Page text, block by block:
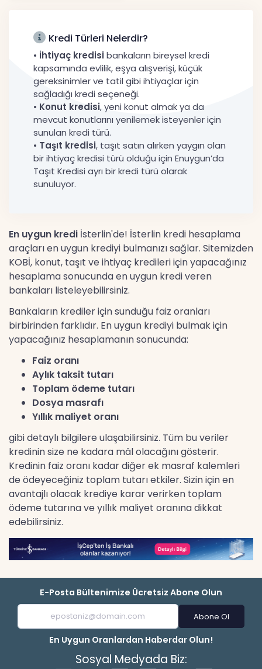
Kredi Türleri Nelerdir?
• İhtiyaç kredisibankaların bireysel kredi
kapsamında evlilik, eşya alışverişi, küçük
gereksinimler ve tatil gibi ihtiyaçlar için
sağladığı kredi seçeneği.
• Konut kredisi, yeni konut almak ya da
mevcut konutlarını yenilemek isteyenler için
sunulan kredi türü.
• Taşıt kredisi, taşıt satın alırken yaygın olan
bir ihtiyaç kredisi türü olduğu için Enuygun’da
Taşıt Kredisi ayrı bir kredi türü olarak
sunuluyor.
En uygun kredi İsterlin'de! İsterlin kredi hesaplama
araçları en uygun krediyi bulmanızı sağlar. Sitemizden
KOBİ, konut, taşıt ve ihtiyaç kredileri için yapacağınız
hesaplama sonucunda en uygun kredi veren
bankaları listeleyebilirsiniz.
Bankaların krediler için sunduğu faiz oranları
birbirinden farklıdır. En uygun krediyi bulmak için
yapacağınız hesaplamanın sonucunda:
Faiz oranı
Aylık taksit tutarı
Toplam ödeme tutarı
Dosya masrafı
Yıllık maliyet oranı
gibi detaylı bilgilere ulaşabilirsiniz. Tüm bu veriler
kredinin size ne kadara mâl olacağını gösterir.
Kredinin faiz oranı kadar diğer ek masraf kalemleri
de ödeyeceğiniz toplam tutarı etkiler. Sizin için en
avantajlı olacak krediye karar verirken toplam
ödeme tutarına ve yıllık maliyet oranına dikkat
edebilirsiniz.
E-Posta Bültenimize Ücretsiz Abone Olun
Abone Ol
En Uygun Oranlardan Haberdar Olun!
Sosyal Medyada Biz: